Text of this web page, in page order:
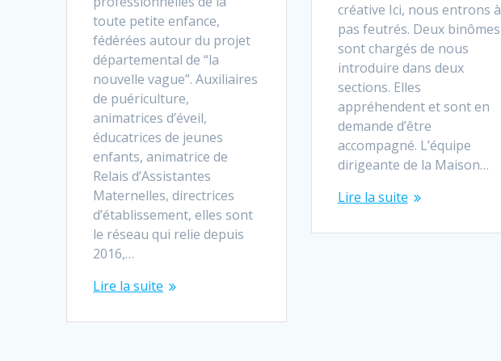
toute petite enfance,
fédérées autour du projet
départemental de “la
nouvelle vague”. Auxiliaires
de puériculture,
animatrices d’éveil,
éducatrices de jeunes
enfants, animatrice de
Relais d’Assistantes
Maternelles, directrices
d’établissement, elles sont
le réseau qui relie depuis
2016,…
Lire la suite
créative Ici, nous entrons à
pas feutrés. Deux binômes
sont chargés de nous
introduire dans deux
sections. Elles
appréhendent et sont en
demande d’être
accompagné. L’équipe
dirigeante de la Maison…
Lire la suite